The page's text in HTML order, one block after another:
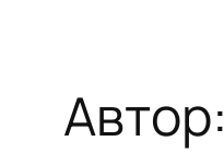
Автор: